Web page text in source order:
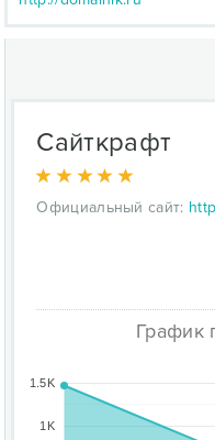
Сайткрафт
Официальный сайт:
График
1K
1.5K